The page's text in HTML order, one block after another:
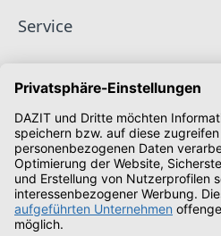
Service
Unternehmen
Folge uns
Zahlungsarten